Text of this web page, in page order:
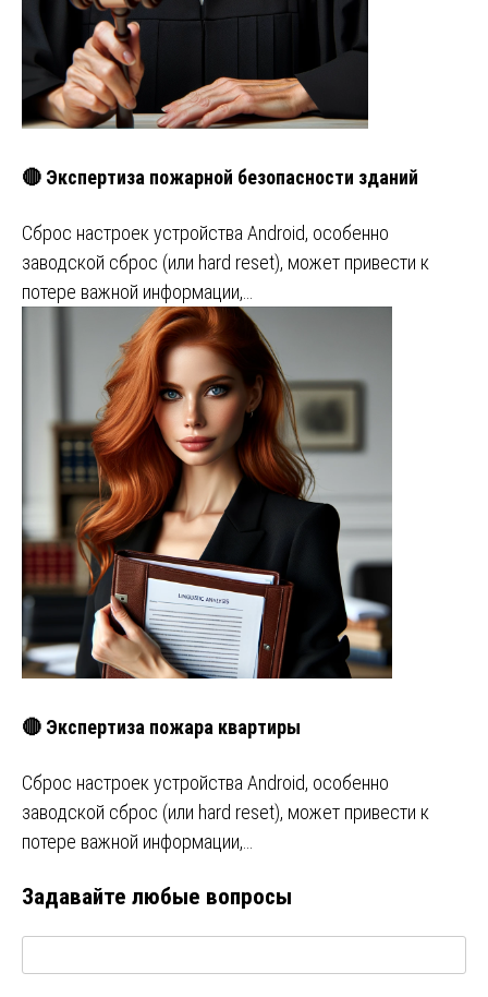
🔴 Экспертиза пожарной безопасности зданий
Сброс настроек устройства Android, особенно
заводской сброс (или hard reset), может привести к
потере важной информации,…
🔴 Экспертиза пожара квартиры
Сброс настроек устройства Android, особенно
заводской сброс (или hard reset), может привести к
потере важной информации,…
Задавайте любые вопросы